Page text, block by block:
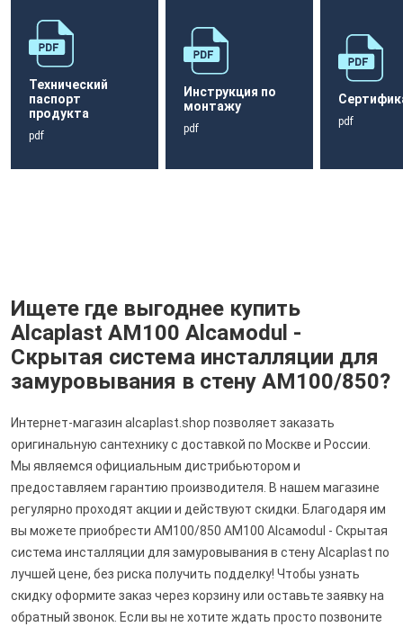
Технический
паспорт
продукта
pdf
Инструкция по
монтажу
pdf
pdf
Ищете где выгоднее купить
Alcaplast AM100 Alcaмodul -
Скрытая система инсталляции для
замуровывания в стену AM100/850?
Интернет-магазин alcaplast.shop позволяет заказать
оригинальную сантехнику с доставкой по Москве и России.
Мы являемся официальным дистрибьютором и
предоставляем гарантию производителя. В нашем магазине
регулярно проходят акции и действуют скидки. Благодаря им
вы можете приобрести AM100/850 AM100 Alcaмodul - Скрытая
система инсталляции для замуровывания в стену Alcaplast по
лучшей цене, без риска получить подделку! Чтобы узнать
скидку оформите заказ через корзину или оставьте заявку на
обратный звонок. Если вы не хотите ждать просто позвоните